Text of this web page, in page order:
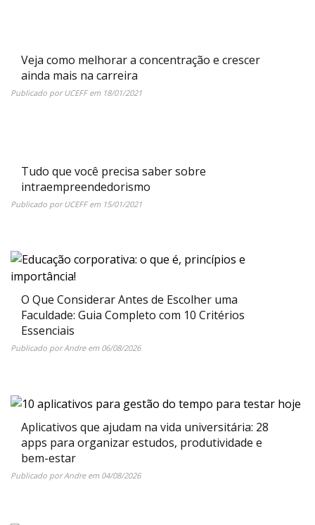
Veja como melhorar a concentração e crescer
ainda mais na carreira
Publicado porUCEFFem 18/01/2021
Tudo que você precisa saber sobre
intraempreendedorismo
Publicado porUCEFFem 15/01/2021
O Que Considerar Antes de Escolher uma
Faculdade: Guia Completo com 10 Critérios
Essenciais
Publicado porAndreem 06/08/2026
Aplicativos que ajudam na vida universitária: 28
apps para organizar estudos, produtividade e
bem-estar
Publicado porAndreem 04/08/2026